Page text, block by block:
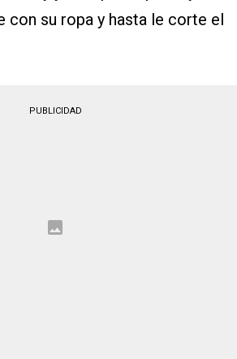
con su ropa y hasta le corte el
PUBLICIDAD